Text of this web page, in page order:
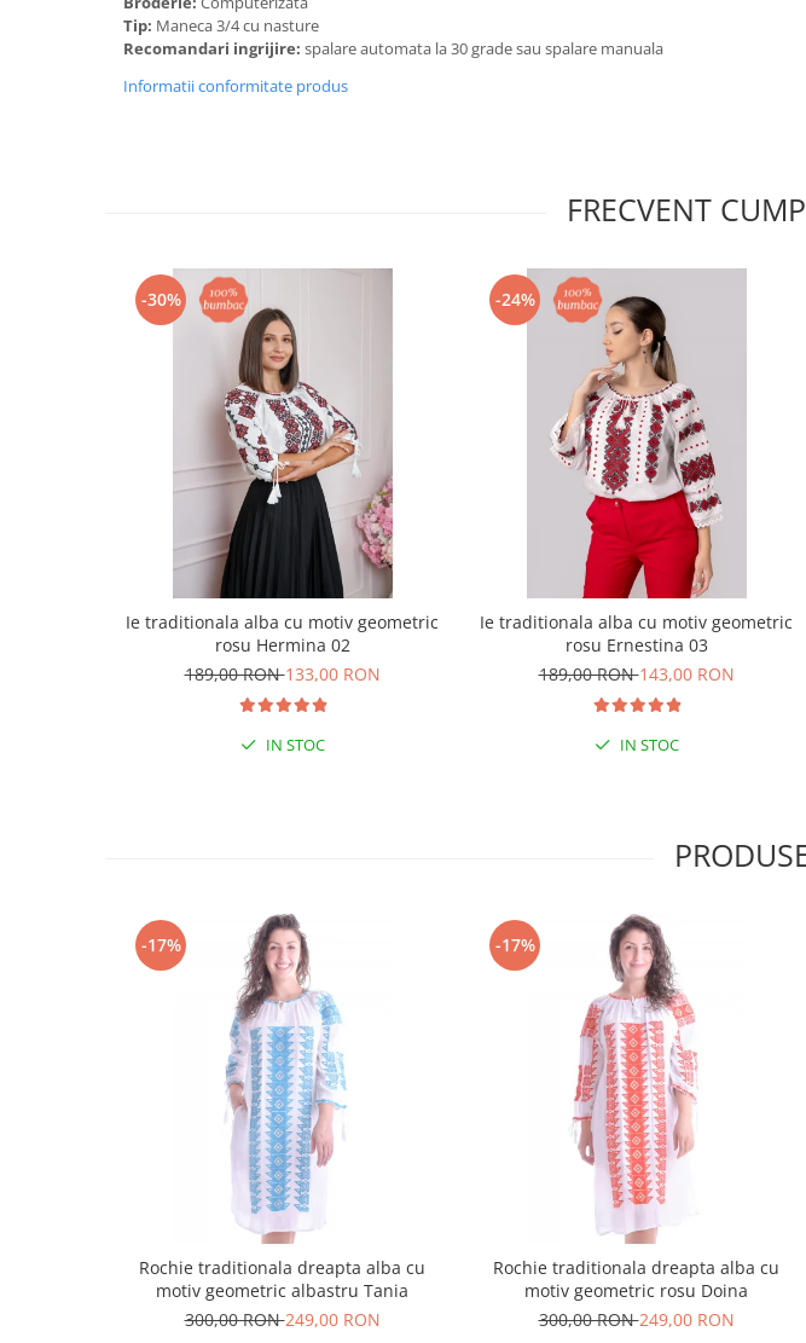
Tip: Maneca 3/4 cu nasture
Recomandari ingrijire: spalare automata la 30 grade sau spalare manuala
Informatii conformitate produs
FRECVENT
-30%
Ie traditionala alba cu motiv geometric
rosu Hermina 02
189,00 RON133,00 RON
IN STOC
-24%
Ie traditionala alba cu motiv geometric
rosu Ernestina 03
189,00 RON143,00 RON
IN STOC
-17%
Rochie traditionala dreapta alba cu
motiv geometric albastru Tania
300,00 RON249,00 RON
-17%
Rochie traditionala dreapta alba cu
motiv geometric rosu Doina
300,00 RON249,00 RON